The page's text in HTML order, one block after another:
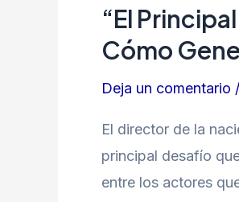
“El
Cómo
Deja un comentario /
El director de la
principal desafío
entre los actores